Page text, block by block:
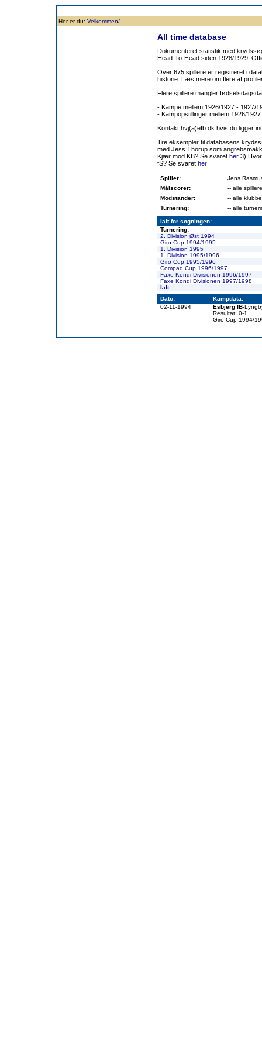
Her er du: Velkommen/
All time database
Dokumenteret statistik med
Head-To-Head siden 1928/1929.
Over 675 spillere er registreret i
historie. Læs mere om flere af
Flere spillere mangler
- Kampe mellem 1926/1927 - 1927/
- Kampopstillinger mellem 1926/
Kontakt hvj(a)efb.dk hvis du ligger
Tre eksempler til databasens
med Jess Thorup som
Kjær mod KB? Se svaret her 3)
fS? Se svaret her
Spiller:
Målscorer:
Modstander:
Turnering:
Ialt for søgningen:
Turnering:
2. Division Øst 1994
Giro Cup 1994/1995
1. Division 1995
1. Division 1995/1996
Giro Cup 1995/1996
Compaq Cup 1996/1997
Faxe Kondi Divisionen 1996/1997
Faxe Kondi Divisionen 1997/1998
Ialt:
Dato:
Kampdata:
02-11-1994
Esbjerg fB-
Resultat: 0-1
Giro Cup 1994/